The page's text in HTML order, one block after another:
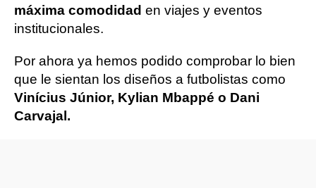
máxima comodidad en viajes y eventos
institucionales.
Por ahora ya hemos podido comprobar lo bien
que le sientan los diseños a futbolistas como
Vinícius Júnior, Kylian Mbappé o Dani
Carvajal.